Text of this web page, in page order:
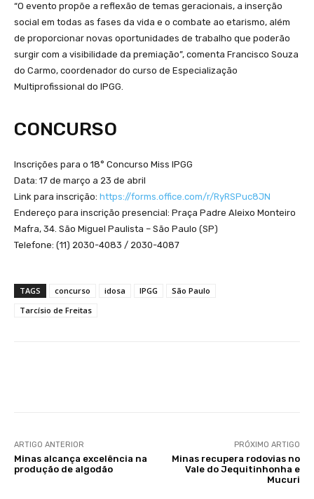
“O evento propõe a reflexão de temas geracionais, a inserção
social em todas as fases da vida e o combate ao etarismo, além
de proporcionar novas oportunidades de trabalho que poderão
surgir com a visibilidade da premiação”, comenta Francisco Souza
do Carmo, coordenador do curso de Especialização
Multiprofissional do IPGG.
CONCURSO
Inscrições para o 18° Concurso Miss IPGG
Data: 17 de março a 23 de abril
Link para inscrição: https://forms.office.com/r/RyRSPuc8JN
Endereço para inscrição presencial: Praça Padre Aleixo Monteiro
Mafra, 34. São Miguel Paulista – São Paulo (SP)
Telefone: (11) 2030-4083 / 2030-4087
TAGS concurso idosa IPGG
São Paulo
Tarcísio de Freitas
ARTIGO ANTERIOR
Minas alcança excelência na
produção de algodão
PRÓXIMO ARTIGO
Minas recupera rodovias no
Vale do Jequitinhonha e
Mucuri